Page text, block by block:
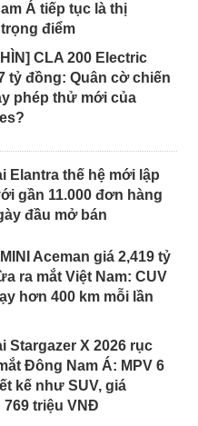
Á tiếp tục là thị
điểm
CLA 200 Electric
tỷ đồng: Quân cờ chiến
phép thử mới của
Elantra thế hệ mới lập
gần 11.000 đơn hàng
đầu mở bán
Aceman giá 2,419 tỷ
ra mắt Việt Nam: CUV
hơn 400 km mỗi lần
Stargazer X 2026 rục
Đông Nam Á: MPV 6
kế như SUV, giá
769 triệu VNĐ